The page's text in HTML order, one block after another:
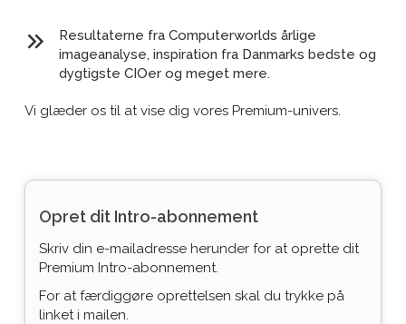
Resultaterne fra Computerworlds årlige
imageanalyse, inspiration fra Danmarks bedste og
dygtigste CIOer og meget mere.
Vi glæder os til at vise dig vores Premium-univers.
Opret dit Intro-abonnement
Skriv din e-mailadresse herunder for at oprette dit
Premium Intro-abonnement.
For at færdiggøre oprettelsen skal du trykke på
linket i mailen.